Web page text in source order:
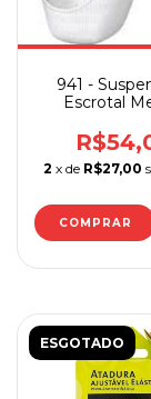
941 -
Escrotal
2 x de R$27,00
COMPRAR
ESGOTADO